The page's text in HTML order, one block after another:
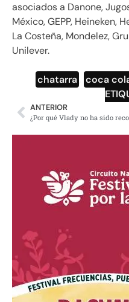
asociados a Danone,
México, GEPP, Heineken,
La Costeña, Mondelez,
Unilever.
chatarra coca
ANTERIOR